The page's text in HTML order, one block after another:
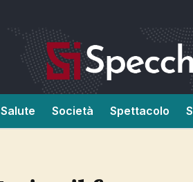
Salute Società Spettacolo